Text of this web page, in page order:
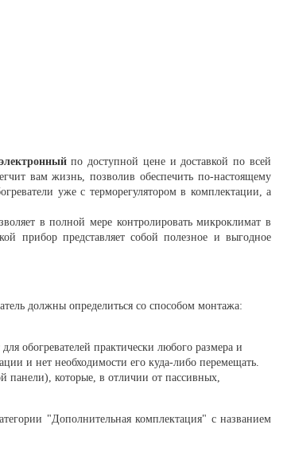
по доступной цене и доставкой по всей
вам жизнь, позволив обеспечить по-настоящему
уже с терморегулятором в комплектации, а
в полной мере контролировать микроклимат в
прибор представляет собой полезное и выгодное
должны определиться со способом монтажа:
обогревателей практически любого размера и
и нет необходимости его куда-либо перемещать.
панели), которые, в отличии от пассивных,
"Дополнительная комплектация" с названием